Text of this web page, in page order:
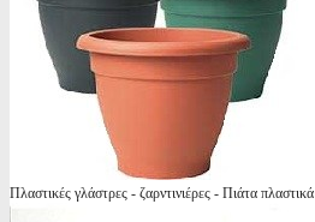
Πλαστικές γλάστρες - ζαρντινιέρες - Πιάτα πλαστικά